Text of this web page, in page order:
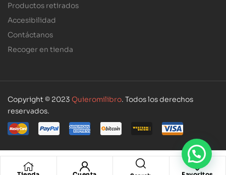
Productos retirados
Accesibilidad
Contáctanos
Recoger en tienda
Copyright © 2023 Quieromilibro. Todos los derechos
reservados.